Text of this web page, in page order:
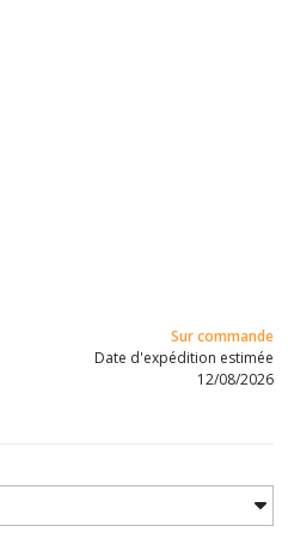
Sur commande
Date d'expédition estimée
12/08/2026